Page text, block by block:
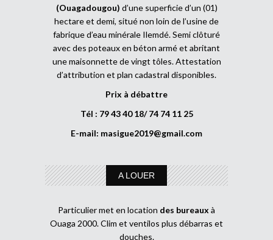
(Ouagadougou) d’une superficie d’un (01)
hectare et demi, situé non loin de l’usine de
fabrique d’eau minérale Ilemdé. Semi clôturé
avec des poteaux en béton armé et abritant
une maisonnette de vingt tôles. Attestation
d’attribution et plan cadastral disponibles.
Prix à débattre
Tél : 79 43 40 18/ 74 74 11 25
E-mail: masigue2019@gmail.com
A LOUER
Particulier met en location des bureaux à
Ouaga 2000. Clim et ventilos plus débarras et
douches.